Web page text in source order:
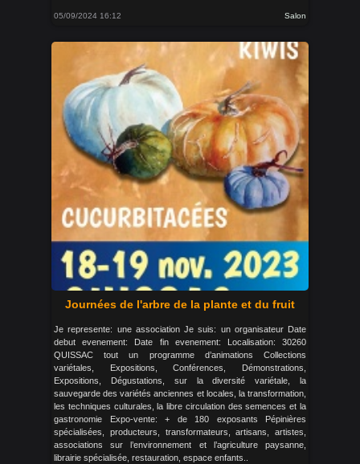
05/09/2024 16:12 Salon
Journées de l'arbre de la plante et du fruit
Je represente: une association Je suis: un organisateur Date
debut evenement: Date fin evenement: Localisation: 30260
QUISSAC tout un programme d’animations Collections
variétales, Expositions, Conférences, Démonstrations,
Expositions, Dégustations, sur la diversité variétale, la
sauvegarde des variétés anciennes et locales, la transformation,
les techniques culturales, la libre circulation des semences et la
gastronomie Expo-vente: + de 180 exposants Pépinières
spécialisées, producteurs, transformateurs, artisans, artistes,
associations sur l’environnement et l’agriculture paysanne,
librairie spécialisée, restauration, espace enfants..